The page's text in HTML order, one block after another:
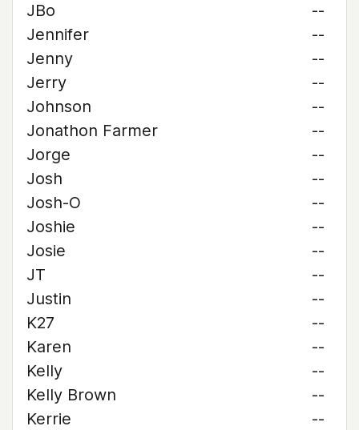
JBo
--
Jennifer
--
Jenny
--
Jerry
--
Johnson
--
Jonathon Farmer
--
Jorge
--
Josh
--
Josh-O
--
Joshie
--
Josie
--
JT
--
Justin
--
K27
--
Karen
--
Kelly
--
Kelly Brown
--
Kerrie
--